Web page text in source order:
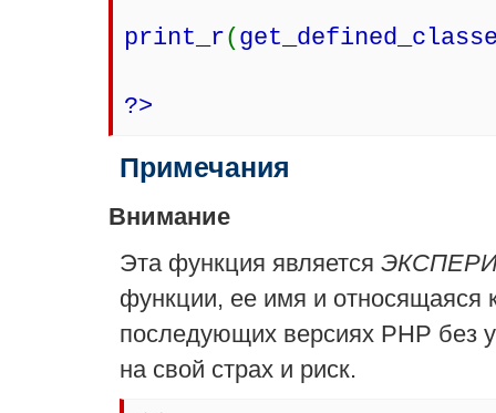
print_r(
?>
Примечания
Внимание
Эта функция является
функции, ее имя и относящаяся
последующих версиях PHP без
на свой страх и риск.